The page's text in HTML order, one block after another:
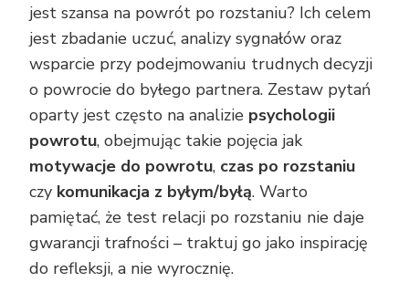
jest szansa na powrót po rozstaniu? Ich celem
jest zbadanie uczuć, analizy sygnałów oraz
wsparcie przy podejmowaniu trudnych decyzji
o powrocie do byłego partnera. Zestaw pytań
oparty jest często na analizie psychologii
powrotu, obejmując takie pojęcia jak
motywacje do powrotu, czas po rozstaniu
czy komunikacja z byłym/byłą. Warto
pamiętać, że test relacji po rozstaniu nie daje
gwarancji trafności – traktuj go jako inspirację
do refleksji, a nie wyrocznię.